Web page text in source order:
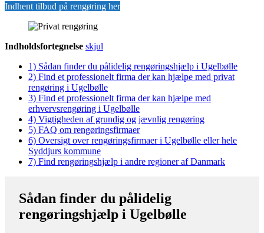
Indhent tilbud på rengøring her
Indholdsfortegnelse skjul
1) Sådan finder du pålidelig rengøringshjælp i Ugelbølle
2) Find et professionelt firma der kan hjælpe med privat
rengøring i Ugelbølle
3) Find et professionelt firma der kan hjælpe med
erhvervsrengøring i Ugelbølle
4) Vigtigheden af grundig og jævnlig rengøring
5) FAQ om rengøringsfirmaer
6) Oversigt over rengøringsfirmaer i Ugelbølle eller hele
Syddjurs kommune
7) Find rengøringshjælp i andre regioner af Danmark
Sådan finder du pålidelig
rengøringshjælp i Ugelbølle